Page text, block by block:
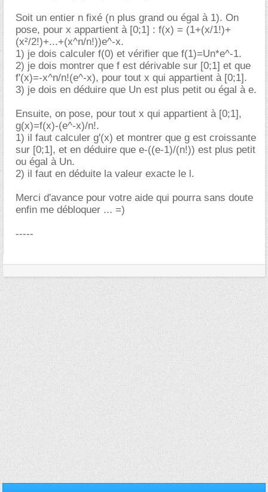
Soit un entier n fixé (n plus grand ou égal à 1). On
pose, pour x appartient à [0;1] : f(x) = (1+(x/1!)+
(x²/2!)+...+(x^n/n!))e^-x.
1) je dois calculer f(0) et vérifier que f(1)=Un*e^-1.
2) je dois montrer que f est dérivable sur [0;1] et que
f'(x)=-x^n/n!(e^-x), pour tout x qui appartient à [0;1].
3) je dois en déduire que Un est plus petit ou égal à e.
Ensuite, on pose, pour tout x qui appartient à [0;1],
g(x)=f(x)-(e^-x)/n!.
1) il faut calculer g'(x) et montrer que g est croissante
sur [0;1], et en déduire que e-((e-1)/(n!)) est plus petit
ou égal à Un.
2) il faut en déduite la valeur exacte le l.
Merci d'avance pour votre aide qui pourra sans doute
enfin me débloquer ... =)
-----